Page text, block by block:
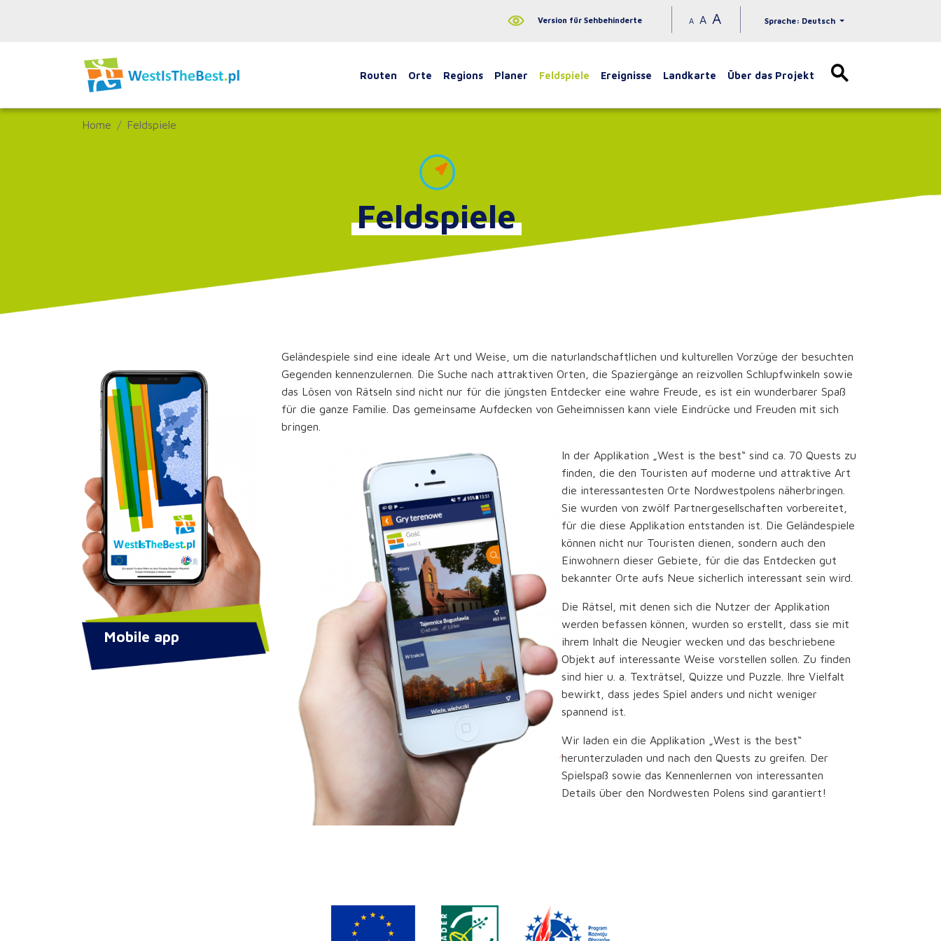
Version für Sehbehinderte A A A Sprache: Deutsch
Routen Orte Regions Planer Feldspiele Ereignisse Landkarte Über das Projekt
Home Feldspiele
Feldspiele
Geländespiele sind eine ideale Art und Weise, um die naturlandschaftlichen und kulturellen Vorzüge der besuchten
Gegenden kennenzulernen. Die Suche nach attraktiven Orten, die Spaziergänge an reizvollen Schlupfwinkeln sowie
das Lösen von Rätseln sind nicht nur für die jüngsten Entdecker eine wahre Freude, es ist ein wunderbarer Spaß
für die ganze Familie. Das gemeinsame Aufdecken von Geheimnissen kann viele Eindrücke und Freuden mit sich
bringen.
In der Applikation „West is the best“ sind ca. 70 Quests zu
finden, die den Touristen auf moderne und attraktive Art
die interessantesten Orte Nordwestpolens näherbringen.
Sie wurden von zwölf Partnergesellschaften vorbereitet,
für die diese Applikation entstanden ist. Die Geländespiele
können nicht nur Touristen dienen, sondern auch den
Einwohnern dieser Gebiete, für die das Entdecken gut
bekannter Orte aufs Neue sicherlich interessant sein wird.
Die Rätsel, mit denen sich die Nutzer der Applikation
werden befassen können, wurden so erstellt, dass sie mit
ihrem Inhalt die Neugier wecken und das beschriebene
Objekt auf interessante Weise vorstellen sollen. Zu finden
sind hier u. a. Texträtsel, Quizze und Puzzle. Ihre Vielfalt
bewirkt, dass jedes Spiel anders und nicht weniger
spannend ist.
Wir laden ein die Applikation „West is the best“
herunterzuladen und nach den Quests zu greifen. Der
Spielspaß sowie das Kennenlernen von interessanten
Details über den Nordwesten Polens sind garantiert!
Mobile app